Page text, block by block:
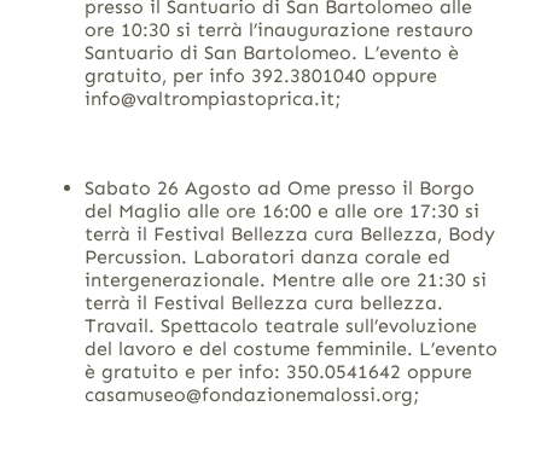
presso il Santuario di San Bartolomeo alle
ore 10:30 si terrà l’inaugurazione restauro
Santuario di San Bartolomeo. L’evento è
gratuito, per info 392.3801040 oppure
info@valtrompiastoprica.it;
Sabato 26 Agosto ad Ome presso il Borgo
del Maglio alle ore 16:00 e alle ore 17:30 si
terrà il Festival Bellezza cura Bellezza, Body
Percussion. Laboratori danza corale ed
intergenerazionale. Mentre alle ore 21:30 si
terrà il Festival Bellezza cura bellezza.
Travail. Spettacolo teatrale sull’evoluzione
del lavoro e del costume femminile. L’evento
è gratuito e per info: 350.0541642 oppure
casamuseo@fondazionemalossi.org;